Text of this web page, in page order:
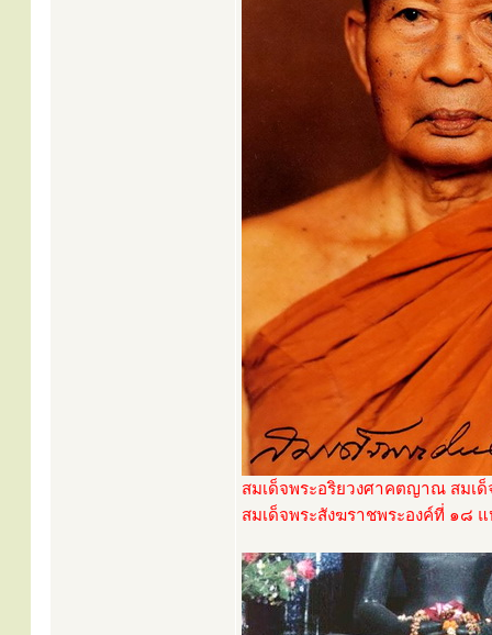
สมเด็จพระอริยวงศาคตญาณ สมเ
สมเด็จพระสังฆราชพระองค์ที่ ๑๘